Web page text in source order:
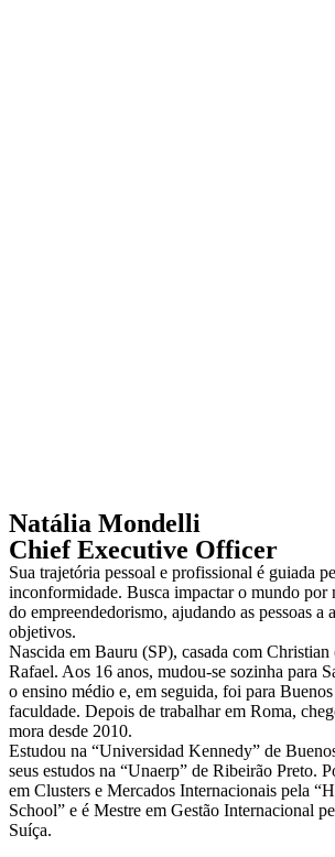
Natália Mondelli
Chief Executive Officer
Sua trajetória pessoal e profissional é guiada
inconformidade. Busca impactar o mundo por
do empreendedorismo, ajudando as pessoas a
objetivos.
Nascida em Bauru (SP), casada com Christian
Rafael. Aos 16 anos, mudou-se sozinha para
o ensino médio e, em seguida, foi para
faculdade. Depois de trabalhar em Roma,
mora desde 2010.
Estudou na “Universidad Kennedy” de
seus estudos na “Unaerp” de Ribeirão Preto.
em Clusters e Mercados Internacionais pela
School” e é Mestre em Gestão Internacional
Suíça.